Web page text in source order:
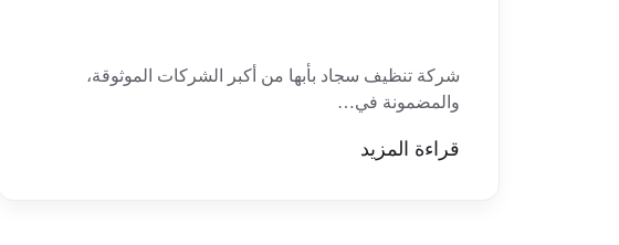
شركة تنظيف سجاد بأبها من أكبر الشركات الموثوقة،
والمضمونة في…
قراءة المزيد